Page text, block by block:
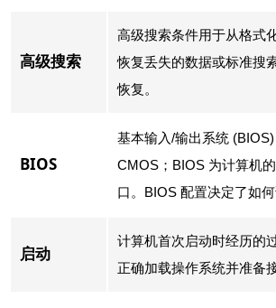
高级搜索
高级搜索条件用于从格式
恢复丢失的数据或标准搜
恢复。
BIOS
基本输入/输出系统
CMOS；BIOS 为计算机
口。BIOS 配置决定了如何
启动
计算机首次启动时经历的
正确加载操作系统并准备